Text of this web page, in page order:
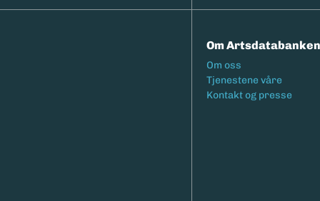
Om Artsdatabanken
Footermeny
Om oss
Tjenestene våre
Kontakt og presse